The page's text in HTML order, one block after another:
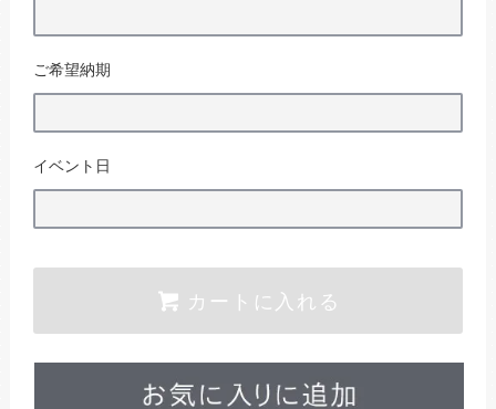
ご希望納期
イベント日
カートに入れる